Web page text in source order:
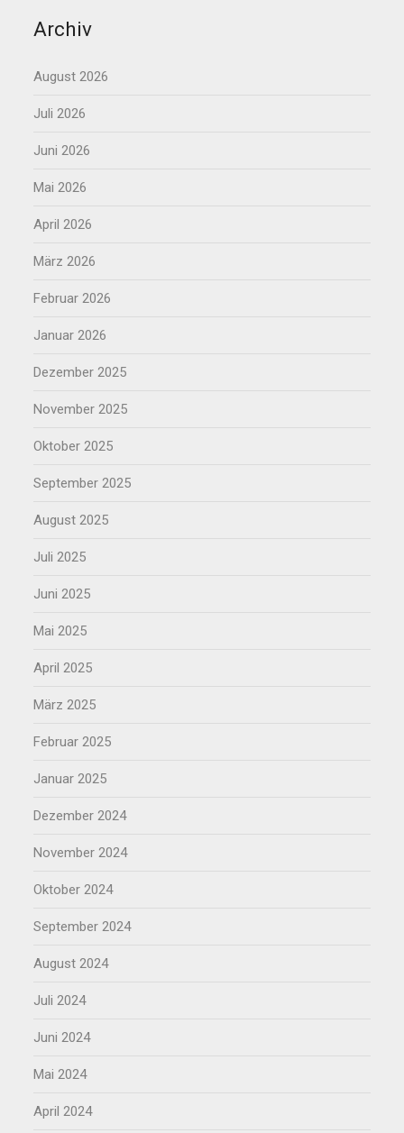
Archiv
August 2026
Juli 2026
Juni 2026
Mai 2026
April 2026
März 2026
Februar 2026
Januar 2026
Dezember 2025
November 2025
Oktober 2025
September 2025
August 2025
Juli 2025
Juni 2025
Mai 2025
April 2025
März 2025
Februar 2025
Januar 2025
Dezember 2024
November 2024
Oktober 2024
September 2024
August 2024
Juli 2024
Juni 2024
Mai 2024
April 2024